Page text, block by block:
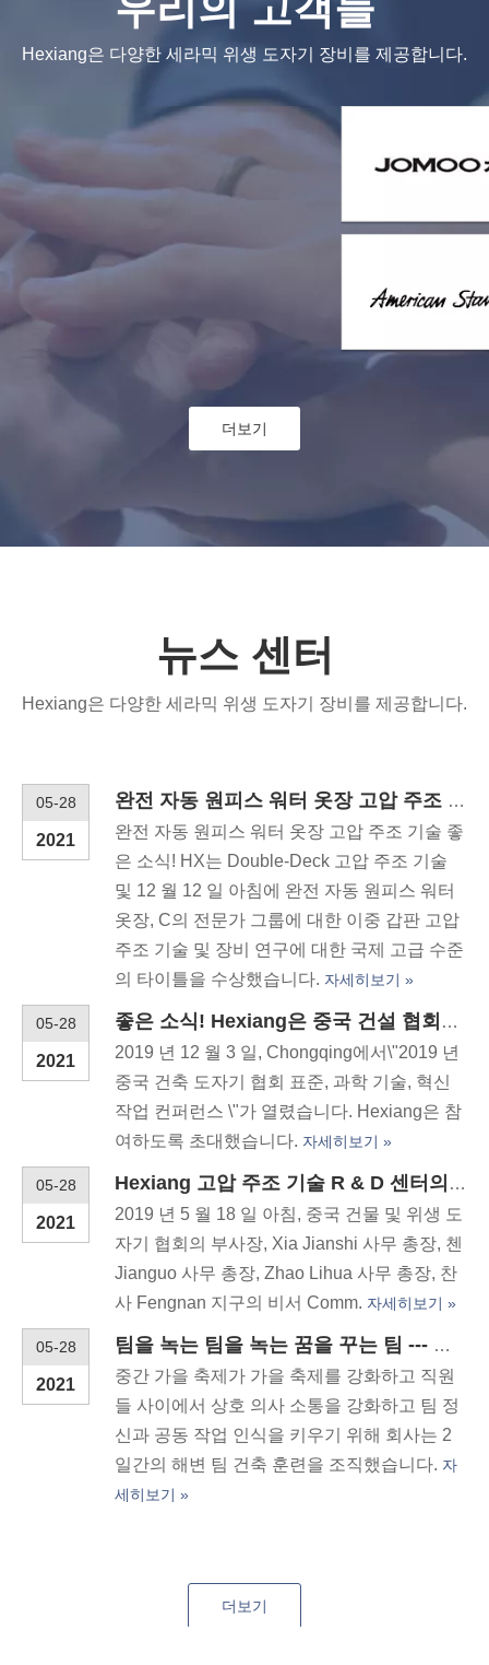
Hexiang은 다양한 세라믹 위생 도자기 장비를 제공합니다.
더보기
뉴스 센터
Hexiang은 다양한 세라믹 위생 도자기 장비를 제공합니다.
05-28
2021
완전 자동 원피스 워터 옷장 고압 주조 기술
완전 자동 원피스 워터 옷장 고압 주조 기술 좋
은 소식! HX는 Double-Deck 고압 주조 기술
및 12 월 12 일 아침에 완전 자동 원피스 워터
옷장, C의 전문가 그룹에 대한 이중 갑판 고압
주조 기술 및 장비 연구에 대한 국제 고급 수준
의 타이틀을 수상했습니다. 자세히보기 »
05-28
2021
좋은 소식! Hexiang은 중국 건설 협회의 과학 및 기술 혁신의 첫 번째 상을 수상했습니다.
2019 년 12 월 3 일, Chongqing에서\"2019 년
중국 건축 도자기 협회 표준, 과학 기술, 혁신
작업 컨퍼런스 \"가 열렸습니다. Hexiang은 참
여하도록 초대했습니다. 자세히보기 »
05-28
2021
Hexiang 고압 주조 기술 R & D 센터의 수령식이 성공적으로 개최되었습니다.
2019 년 5 월 18 일 아침, 중국 건물 및 위생 도
자기 협회의 부사장, Xia Jianshi 사무 총장, 첸
Jianguo 사무 총장, Zhao Lihua 사무 총장, 찬
사 Fengnan 지구의 비서 Comm. 자세히보기 »
05-28
2021
팀을 녹는 팀을 녹는 꿈을 꾸는 팀 --- 헥스 앙아신 2019 봉사 훈련이 성공적으로 결론을 맺었습니다!
중간 가을 축제가 가을 축제를 강화하고 직원
들 사이에서 상호 의사 소통을 강화하고 팀 정
신과 공동 작업 인식을 키우기 위해 회사는 2
일간의 해변 팀 건축 훈련을 조직했습니다. 자
세히보기 »
더보기